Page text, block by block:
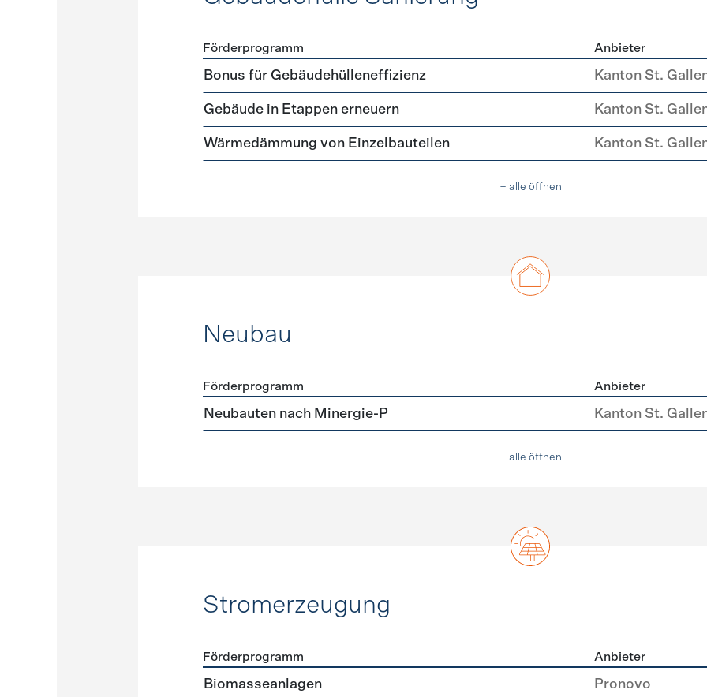
Förderprogramme Gebäudehülle Sanierung
Förderprogramm Anbieter
Bonus für Gebäudehülleneffizienz Kanton St.
Gebäude in Etappen erneuern Kanton St.
Wärmedämmung von Einzelbauteilen Kanton St.
+ alle öffnen
Neubau
Förderprogramme Neubau
Förderprogramm Anbieter
Neubauten nach Minergie-P Kanton St.
+ alle öffnen
Stromerzeugung
Förderprogramme
Förderprogramm Anbieter
Biomasseanlagen Pronovo